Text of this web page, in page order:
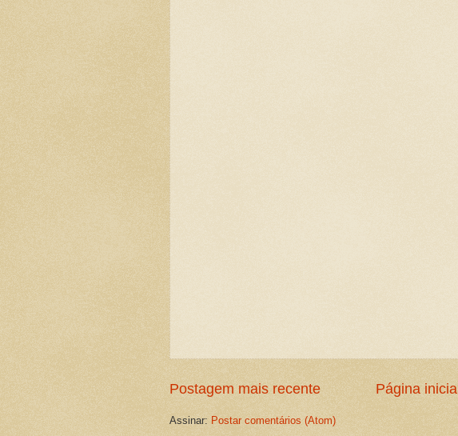
Postagem mais recente Página inicial
Assinar: Postar comentários (Atom)